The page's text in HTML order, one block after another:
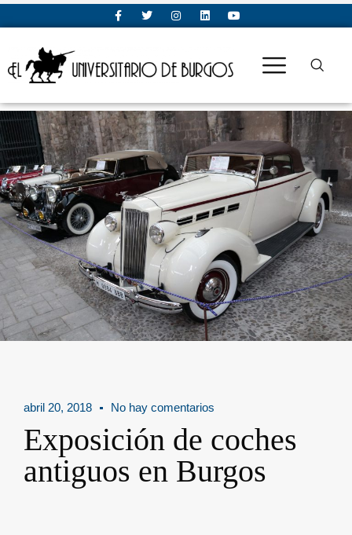
abril 20, 2018 No hay comentarios
Exposición de coches
antiguos en Burgos